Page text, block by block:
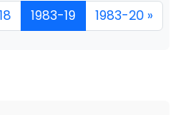
1983-19 1983-20 »